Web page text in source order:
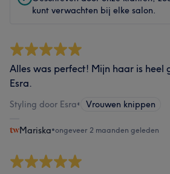
kunt verwachten bij elke salon.
Alles was perfect! Mijn haar is heel
Esra.
Styling door Esra• Vrouwen knippen
Mariska•ongeveer 2 maanden geleden